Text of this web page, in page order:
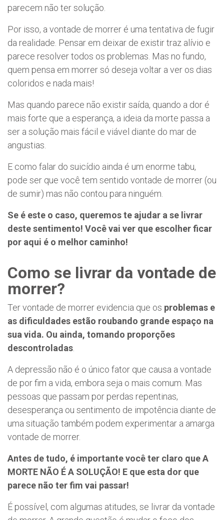
parecem não ter solução.
Por isso, a vontade de morrer é uma tentativa de fugir
da realidade. Pensar em deixar de existir traz alívio e
parece resolver todos os problemas. Mas no fundo,
quem pensa em morrer só deseja voltar a ver os dias
coloridos e nada mais!
Mas quando parece não existir saída, quando a dor é
mais forte que a esperança, a ideia da morte passa a
ser a solução mais fácil e viável diante do mar de
angustias.
E como falar do suicídio ainda é um enorme tabu,
pode ser que você tem sentido vontade de morrer (ou
de sumir) mas não contou para ninguém.
Se é este o caso, queremos te ajudar a se livrar
deste sentimento! Você vai ver que escolher ficar
por aqui é o melhor caminho!
Como se livrar da vontade de
morrer?
Ter vontade de morrer evidencia que os problemas e
as dificuldades estão roubando grande espaço na
sua vida. Ou ainda, tomando proporções
descontroladas
A depressão não é o único fator que causa a vontade
de por fim a vida, embora seja o mais comum. Mas
pessoas que passam por perdas repentinas,
desesperança ou sentimento de impotência diante de
uma situação também podem experimentar a amarga
vontade de morrer.
Antes de tudo, é importante você ter claro que A
MORTE NÃO É A SOLUÇÃO! E que esta dor que
parece não ter fim vai passar!
É possível, com algumas atitudes, se livrar da vontade